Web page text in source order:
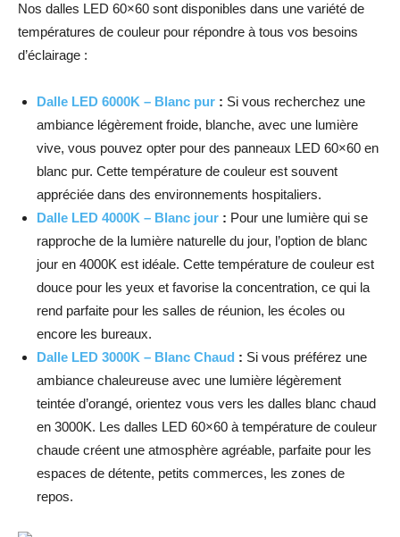
Nos dalles LED 60×60 sont disponibles dans une variété de
températures de couleur pour répondre à tous vos besoins
d’éclairage :
Dalle LED 6000K – Blanc pur : Si vous recherchez une
ambiance légèrement froide, blanche, avec une lumière
vive, vous pouvez opter pour des panneaux LED 60×60 en
blanc pur. Cette température de couleur est souvent
appréciée dans des environnements hospitaliers.
Dalle LED 4000K – Blanc jour : Pour une lumière qui se
rapproche de la lumière naturelle du jour, l’option de blanc
jour en 4000K est idéale. Cette température de couleur est
douce pour les yeux et favorise la concentration, ce qui la
rend parfaite pour les salles de réunion, les écoles ou
encore les bureaux.
Dalle LED 3000K – Blanc Chaud : Si vous préférez une
ambiance chaleureuse avec une lumière légèrement
teintée d’orangé, orientez vous vers les dalles blanc chaud
en 3000K. Les dalles LED 60×60 à température de couleur
chaude créent une atmosphère agréable, parfaite pour les
espaces de détente, petits commerces, les zones de
repos.